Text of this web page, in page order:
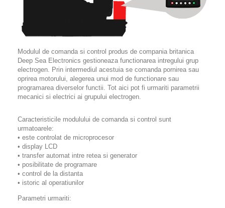
Modulul de comanda si control produs de compania britanica
Deep Sea Electronics gestioneaza functionarea intregului grup
electrogen. Prin intermediul acestuia se comanda pornirea sau
oprirea motorului, alegerea unui mod de functionare sau
programarea diverselor functii. Tot aici pot fi urmariti parametrii
mecanici si electrici ai grupului electrogen.
Caracteristicile modulului de comanda si control sunt
urmatoarele:
• este controlat de microprocesor
• display LCD
• transfer automat intre retea si generator
• posibilitate de programare
• control de la distanta
• istoric al operatiunilor
Parametri urmariti: